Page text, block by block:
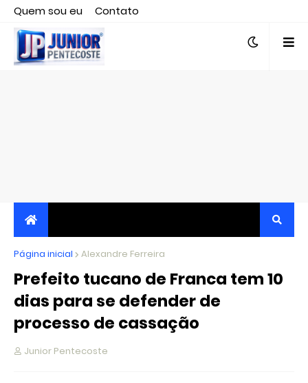
Quem sou eu
Contato
Editor responsável, jornalista Clovis Almeida.
JORNALISMO INDEPENDENTE, TRANSPARENTE E
CRÍTICO
Página inicial Alexandre Ferreira
Prefeito tucano de Franca tem 10
dias para se defender de
processo de cassação
Junior Pentecoste